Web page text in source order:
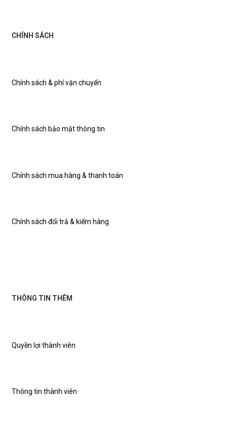
THÔNG TIN THÊM
Quyền lợi thành viên
Thông tin thành viên
CHÍNH SÁCH
Chính sách bảo mật thông tin
Chính sách mua hàng & thanh toán
Chính sách đổi trả & kiểm hàng
Chính sách & phí vận chuyển